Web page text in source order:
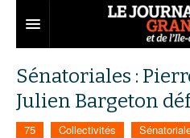
Territoires
Aménagement
Entreprises
Sénatoriales :
Julien Bargeton
75 Collectivités